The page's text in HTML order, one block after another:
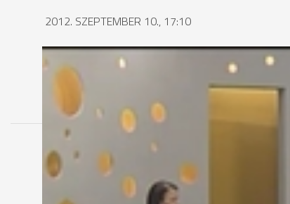
2012. SZEPTEMBER 10., 17:10
MEGOSZTÁS